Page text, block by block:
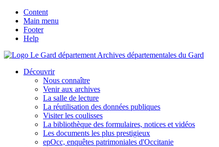
Content
Main menu
Footer
Help
Archives départementales du Gard
Découvrir
Nous connaître
Venir aux archives
La salle de lecture
La réutilisation des données publiques
Visiter les coulisses
La bibliothèque des formulaires, notices et vidéos
Les documents les plus prestigieux
epOcc, enquêtes patrimoniales d'Occitanie